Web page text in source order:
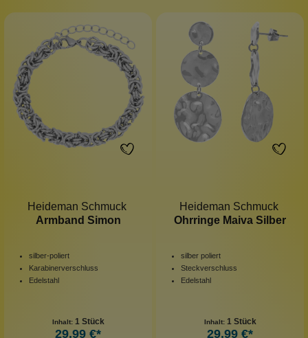
Heideman Schmuck
Armband Simon
silber-poliert
Karabinerverschluss
Edelstahl
Inhalt: 1 Stück
29,99 €*
Heideman Schmuck
Ohrringe Maiva Silber
silber poliert
Steckverschluss
Edelstahl
Inhalt: 1 Stück
29,99 €*